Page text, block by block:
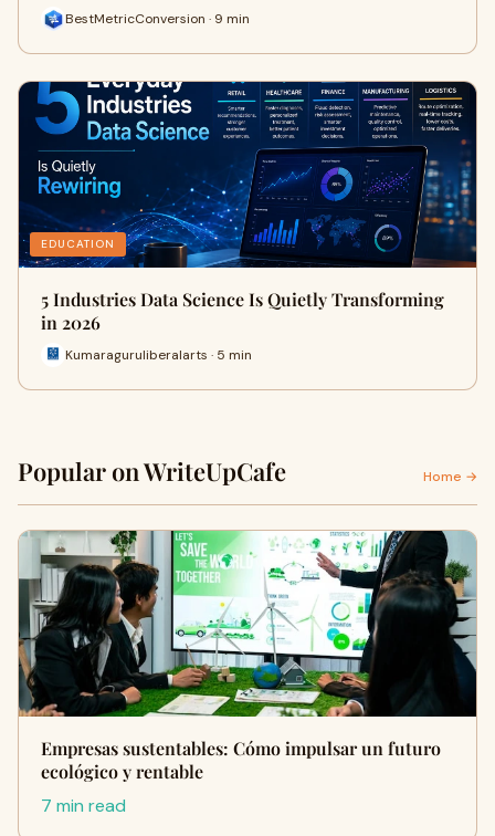
BestMetricConversion · 9 min
EDUCATION
5 Industries Data Science Is Quietly Transforming
in 2026
Kumaraguruliberalarts · 5 min
Popular on WriteUpCafe Home →
Empresas sustentables: Cómo impulsar un futuro
ecológico y rentable
7 min read